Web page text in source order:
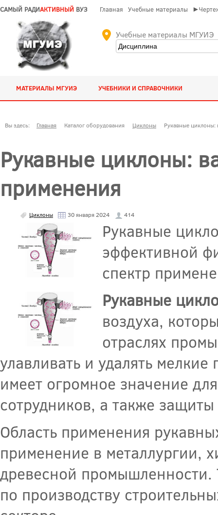
САМЫЙ РАДИАКТИВНЫЙ ВУЗ Главная Учебные материалы
Учебные материалы МГУИЭ
МАТЕРИАЛЫ МГУИЭ УЧЕБНИКИ И СПРАВОЧНИКИ
Вы здесь: Главная Каталог оборудования Циклоны Рукавные
Рукавные циклоны:
применения
Циклоны 30 января 2024 414
Рукавные
эффективной
спектр
Рукавные
воздуха,
отраслях
улавливать и удалять
имеет огромное значение
сотрудников, а также
Область применения
применение в металлургии,
древесной промышленности.
по производству